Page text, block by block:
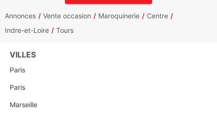
Annonces Vente occasion Maroquinerie
Centre
Indre-et-Loire
Tours
VILLES
Paris
Paris
Marseille